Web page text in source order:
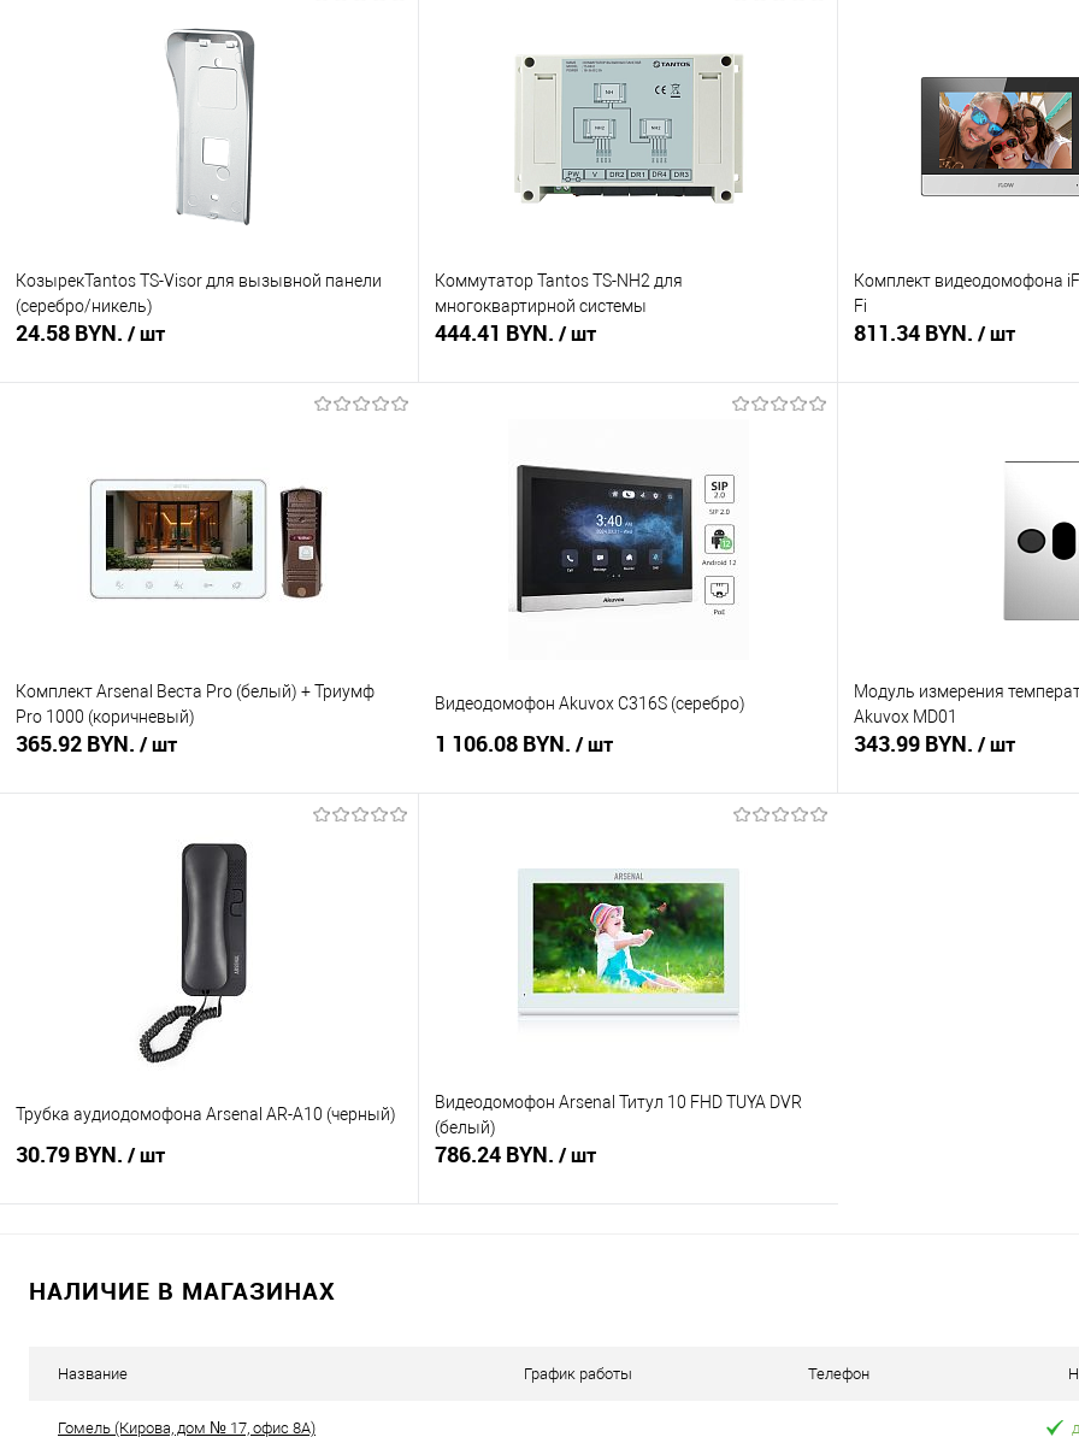
КозырекTantos TS-Visor для вызывной панели
(серебро/никель)
24.58 BYN. / шт
Купить в 1 клик
Сравнение
В наличии
Коммутатор Tantos TS-NH2 для
многоквартирной системы
444.41 BYN. / шт
Сравнение
В наличии
Комплект видеодомофона
Fi
811.34 BYN. / шт
Комплект Arsenal Веста Pro (белый) + Триумф
Pro 1000 (коричневый)
365.92 BYN. / шт
В корзину
Сравнение
Видеодомофон Akuvox C316S (серебро)
1 106.08 BYN. / шт
Купить в 1 клик
Сравнение
В наличии
Модуль измерения
Akuvox MD01
343.99 BYN. / шт
Трубка аудиодомофона Arsenal AR-A10 (черный)
30.79 BYN. / шт
Видеодомофон Arsenal Титул 10 FHD TUYA DVR
(белый)
786.24 BYN. / шт
НАЛИЧИЕ В МАГАЗИНАХ
Название График работы Телефон
Гомель (Кирова, дом № 17, офис 8А)